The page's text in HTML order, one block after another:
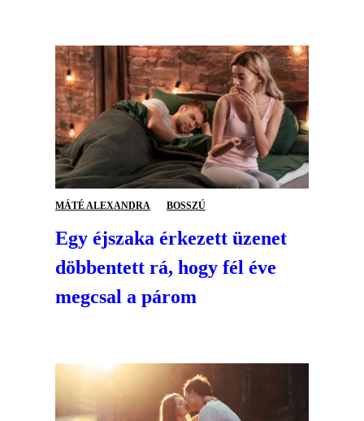
MÁTÉ ALEXANDRA BOSSZÚ
Egy éjszaka érkezett üzenet
döbbentett rá, hogy fél éve
megcsal a párom